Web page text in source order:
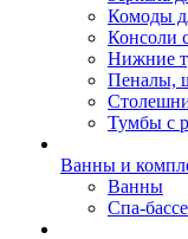
Комоды
Консоли
Нижние
Пеналы,
Тумбы с
Ванны и
Ванны
Спа-